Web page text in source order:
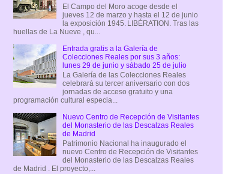
El Campo del Moro acoge desde el
jueves 12 de marzo y hasta el 12 de junio
la exposición 1945. LIBÉRATION. Tras las
huellas de La Nueve , qu...
Entrada gratis a la Galería de
Colecciones Reales por sus 3 años:
lunes 29 de junio y sábado 25 de julio
La Galería de las Colecciones Reales
celebrará su tercer aniversario con dos
jornadas de acceso gratuito y una
programación cultural especia...
Nuevo Centro de Recepción de Visitantes
del Monasterio de las Descalzas Reales
de Madrid
Patrimonio Nacional ha inaugurado el
nuevo Centro de Recepción de Visitantes
del Monasterio de las Descalzas Reales
de Madrid . El proyecto,...